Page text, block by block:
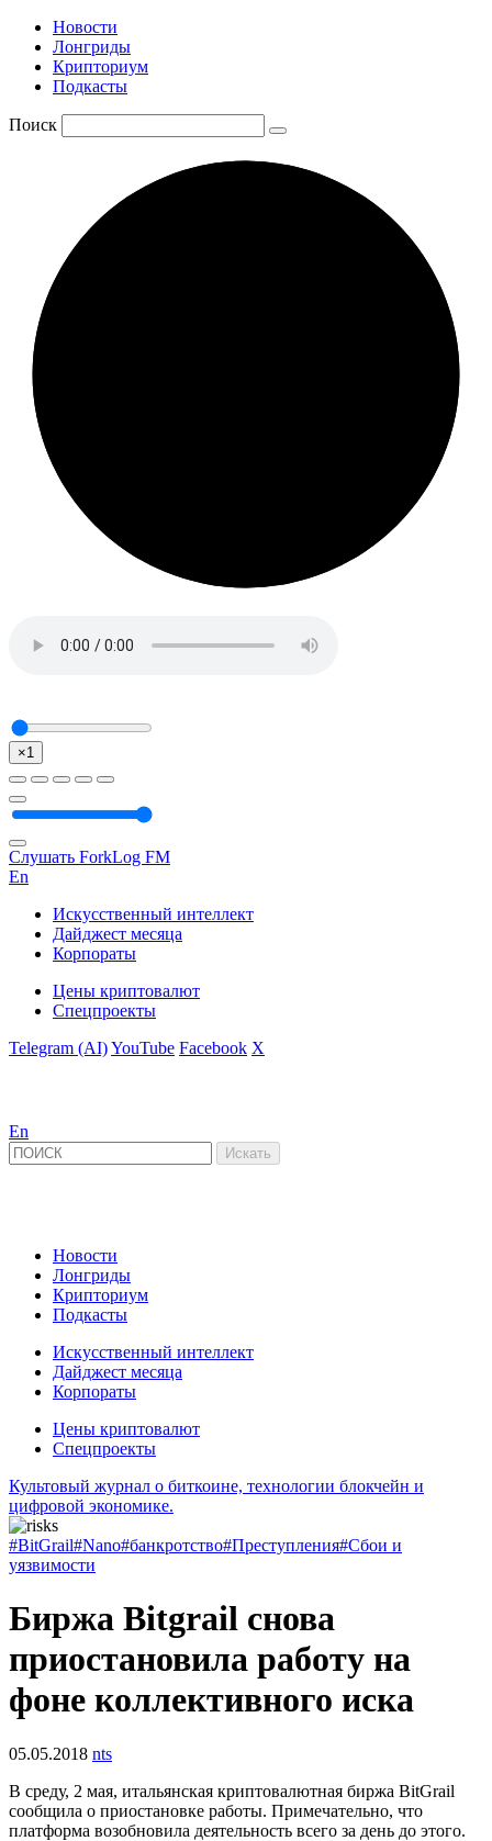
Новости
Лонгриды
Крипториум
Подкасты
Поиск
×1
Слушать ForkLog FM
En
Искусственный интеллект
Дайджест месяца
Корпораты
Цены криптовалют
Спецпроекты
Telegram (AI)YouTube Facebook X
En
Новости
Лонгриды
Крипториум
Подкасты
Искусственный интеллект
Дайджест месяца
Корпораты
Цены криптовалют
Спецпроекты
Культовый журнал о биткоине, технологии блокчейн и
цифровой экономике.
#BitGrail#Nano#банкротство#Преступления#Сбои и
уязвимости
Биржа Bitgrail снова
приостановила работу на
фоне коллективного иска
05.05.2018 nts
В среду, 2 мая, итальянская криптовалютная биржа BitGrail
сообщила о приостановке работы. Примечательно, что
платформа возобновила деятельность всего за день до этого.